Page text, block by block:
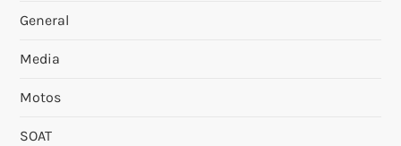
General
Media
Motos
SOAT